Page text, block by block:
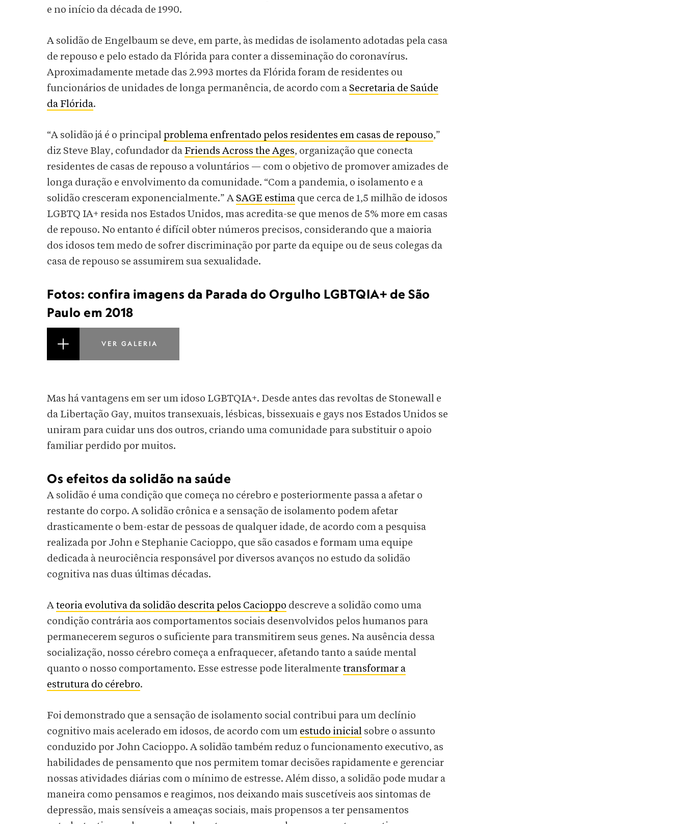
e no início da década de 1990.
A solidão de Engelbaum se deve, em parte, às medidas de isolamento adotadas pela casa
de repouso e pelo estado da Flórida para conter a disseminação do coronavírus.
Aproximadamente metade das 2.993 mortes da Flórida foram de residentes ou
funcionários de unidades de longa permanência, de acordo com a Secretaria de Saúde
da Flórida.
“A solidão já é o principal problema enfrentado pelos residentes em casas de repouso,”
diz Steve Blay, cofundador da Friends Across the Ages, organização que conecta
residentes de casas de repouso a voluntários — com o objetivo de promover amizades de
longa duração e envolvimento da comunidade. “Com a pandemia, o isolamento e a
solidão cresceram exponencialmente.” A SAGE estima que cerca de 1,5 milhão de idosos
LGBTQ IA+ resida nos Estados Unidos, mas acredita-se que menos de 5% more em casas
de repouso. No entanto é difícil obter números precisos, considerando que a maioria
dos idosos tem medo de sofrer discriminação por parte da equipe ou de seus colegas da
casa de repouso se assumirem sua sexualidade.
Fotos: confira imagens da Parada do Orgulho LGBTQIA+ de São
Paulo em 2018
VER GALERIA
Mas há vantagens em ser um idoso LGBTQIA+. Desde antes das revoltas de Stonewall e
da Libertação Gay, muitos transexuais, lésbicas, bissexuais e gays nos Estados Unidos se
uniram para cuidar uns dos outros, criando uma comunidade para substituir o apoio
familiar perdido por muitos.
Os efeitos da solidão na saúde
A solidão é uma condição que começa no cérebro e posteriormente passa a afetar o
restante do corpo. A solidão crônica e a sensação de isolamento podem afetar
drasticamente o bem-estar de pessoas de qualquer idade, de acordo com a pesquisa
realizada por John e Stephanie Cacioppo, que são casados e formam uma equipe
dedicada à neurociência responsável por diversos avanços no estudo da solidão
cognitiva nas duas últimas décadas.
Ateoria evolutiva da solidão descrita pelos Cacioppo descreve a solidão como uma
condição contrária aos comportamentos sociais desenvolvidos pelos humanos para
permanecerem seguros o suficiente para transmitirem seus genes. Na ausência dessa
socialização, nosso cérebro começa a enfraquecer, afetando tanto a saúde mental
quanto o nosso comportamento. Esse estresse pode literalmente transformar a
estrutura do cérebro.
Foi demonstrado que a sensação de isolamento social contribui para um declínio
cognitivo mais acelerado em idosos, de acordo com um estudo inicial sobre o assunto
conduzido por John Cacioppo. A solidão também reduz o funcionamento executivo, as
habilidades de pensamento que nos permitem tomar decisões rapidamente e gerenciar
nossas atividades diárias com o mínimo de estresse. Além disso, a solidão pode mudar a
maneira como pensamos e reagimos, nos deixando mais suscetíveis aos sintomas de
depressão, mais sensíveis a ameaças sociais, mais propensos a ter pensamentos